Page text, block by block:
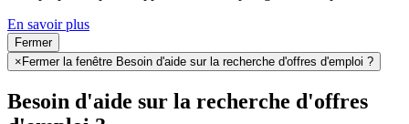
En savoir plus
Fermer
×Fermer la fenêtre Besoin d'aide sur la recherche d'offres d'emploi ?
Besoin d'aide sur la recherche d'offres